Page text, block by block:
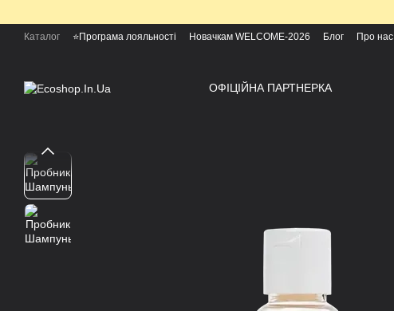
Каталог ⭐Програма лояльності Новачкам WELCOME-2026 Блог Про нас
ОФІЦІЙНА ПАРТНЕРКА